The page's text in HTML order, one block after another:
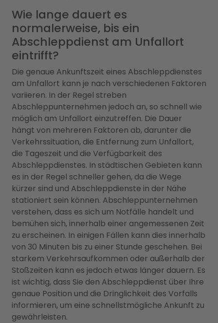
Wie lange dauert es
normalerweise, bis ein
Abschleppdienst am Unfallort
eintrifft?
Die genaue Ankunftszeit eines Abschleppdienstes
am Unfallort kann je nach verschiedenen Faktoren
variieren. In der Regel streben
Abschleppunternehmen jedoch an, so schnell wie
möglich am Unfallort einzutreffen. Die Dauer
hängt von mehreren Faktoren ab, darunter die
Verkehrssituation, die Entfernung zum Unfallort,
die Tageszeit und die Verfügbarkeit des
Abschleppdienstes. In städtischen Gebieten kann
es in der Regel schneller gehen, da die Wege
kürzer sind und Abschleppdienste in der Nähe
stationiert sein können. Abschleppunternehmen
verstehen, dass es sich um Notfälle handelt und
bemühen sich, innerhalb einer angemessenen Zeit
zu erscheinen. In einigen Fällen kann dies innerhalb
von 30 Minuten bis zu einer Stunde geschehen. Bei
starkem Verkehrsaufkommen oder außerhalb der
Stoßzeiten kann es jedoch etwas länger dauern. Es
ist wichtig, dass Sie den Abschleppdienst über Ihre
genaue Position und die Dringlichkeit des Vorfalls
informieren, um eine schnellstmögliche Ankunft zu
gewährleisten.